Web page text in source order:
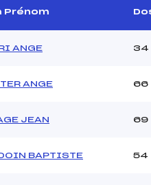
:
Prénom
ANGE 34
ANGE 66
JEAN 69
BAPTISTE 54